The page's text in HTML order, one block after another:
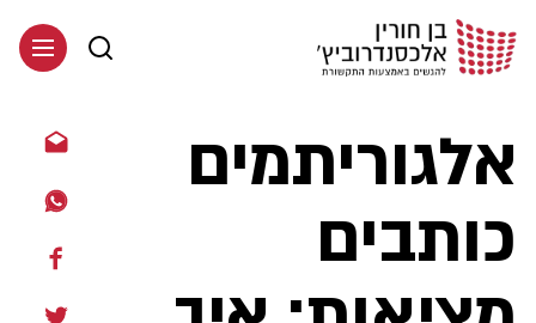
אלגוריתמים
כותבים